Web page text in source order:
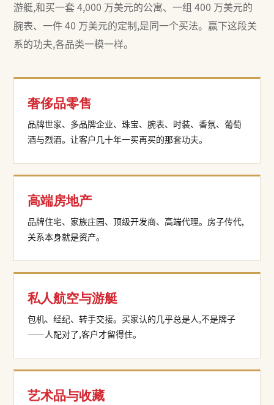
游艇,和买一套 4,000 万美元的公寓、一组 400 万美元的
腕表、一件 40 万美元的定制,是同一个买法。赢下这段关
系的功夫,各品类一模一样。
奢侈品零售
品牌世家、多品牌企业、珠宝、腕表、时装、香氛、葡萄
酒与烈酒。让客户几十年一买再买的那套功夫。
高端房地产
品牌住宅、家族庄园、顶级开发商、高端代理。房子传代,
关系本身就是资产。
私人航空与游艇
包机、经纪、转手交接。买家认的几乎总是人,不是牌子
——人配对了,客户才留得住。
艺术品与收藏